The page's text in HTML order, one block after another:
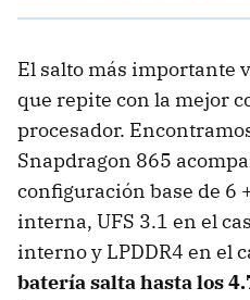
El salto más importante
que repite con la mejor
procesador.
Snapdragon 865
configuración base de 6
interna, UFS 3.1 en el
interno y LPDDR4 en el
batería salta hasta los